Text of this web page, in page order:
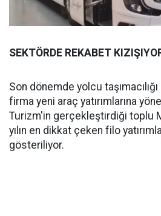
SEKTÖRDE REKABET
Son dönemde yolcu
firma yeni araç yatırımlarına
Turizm'in gerçekleştirdiği toplu
yılın en dikkat çeken filo
gösteriliyor.